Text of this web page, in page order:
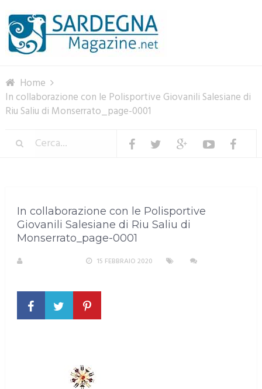
Home
In collaborazione con le Polisportive Giovanili Salesiane di
Riu Saliu di Monserrato_page-0001
In collaborazione con le Polisportive
Giovanili Salesiane di Riu Saliu di
Monserrato_page-0001
15 FEBBRAIO 2020